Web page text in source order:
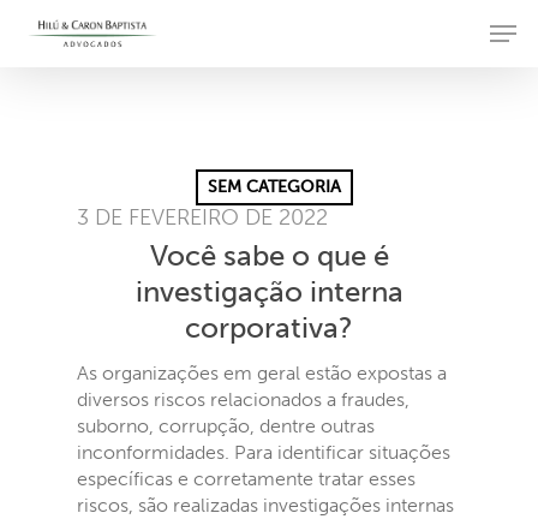
SEM CATEGORIA
3 DE FEVEREIRO DE 2022
Você sabe o que é
investigação interna
corporativa?
As organizações em geral estão expostas a
diversos riscos relacionados a fraudes,
suborno, corrupção, dentre outras
inconformidades. Para identificar situações
específicas e corretamente tratar esses
riscos, são realizadas investigações internas